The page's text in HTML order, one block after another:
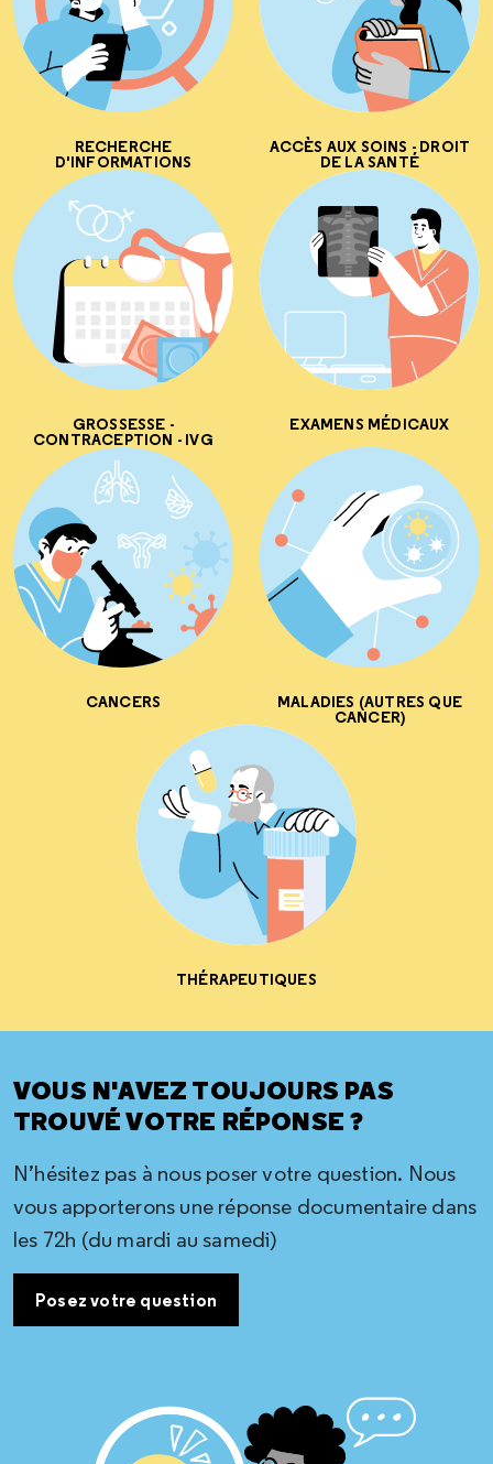
RECHERCHE
D'INFORMATIONS
ACCÈS AUX SOINS - DROIT
DE LA SANTÉ
GROSSESSE -
CONTRACEPTION - IVG
EXAMENS MÉDICAUX
CANCERS MALADIES (AUTRES QUE
CANCER)
THÉRAPEUTIQUES
VOUS N'AVEZ TOUJOURS PAS
TROUVÉ VOTRE RÉPONSE ?
N’hésitez pas à nous poser votre question. Nous
vous apporterons une réponse documentaire dans
les 72h (du mardi au samedi)
Posez votre question